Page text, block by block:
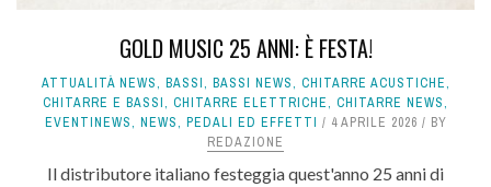
GOLD MUSIC 25 ANNI: È FESTA!
ATTUALITÀ NEWS, BASSI, BASSI NEWS, CHITARRE ACUSTICHE,
CHITARRE E BASSI, CHITARRE ELETTRICHE, CHITARRE NEWS,
EVENTINEWS, NEWS, PEDALI ED EFFETTI 4 APRILE 2026
BY
REDAZIONE
Il distributore italiano festeggia quest'anno 25 anni di